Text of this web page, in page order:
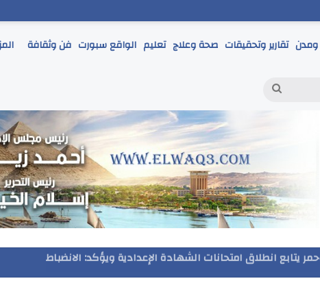
ومدن تقارير وتحقيقات صحة وعلاج تعليم الواقع سبورت فن وثقافة
بحث
يتابع انطلاق امتحانات الشهادة الإعدادية ويؤكد: الانضباط